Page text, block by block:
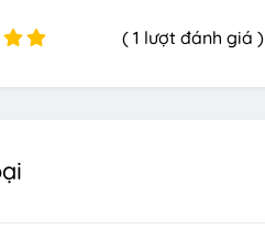
( 1 lượt đánh giá )